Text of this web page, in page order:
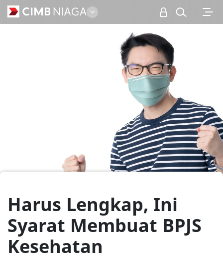
Personal
Harus Lengkap, Ini
Syarat Membuat BPJS
Kesehatan